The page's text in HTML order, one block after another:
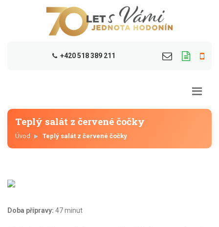
+420 518 389 211
Teplý salát z červené čočky
Úvod Teplý salát z červené čočky
Doba přípravy: 47 minut